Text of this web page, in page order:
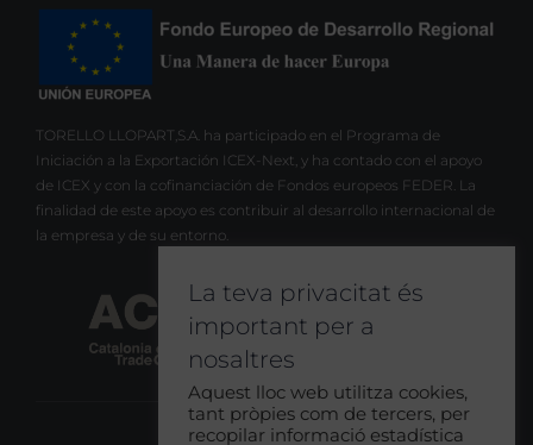
TORELLO LLOPART,S.A. ha participado en el Programa de
Iniciación a la Exportación ICEX-Next, y ha contado con el apoyo
de ICEX y con la cofinanciación de Fondos europeos FEDER. La
finalidad de este apoyo es contribuir al desarrollo internacional de
la empresa y de su entorno.
La teva privacitat és
important per a
nosaltres
Aquest lloc web utilitza cookies,
tant pròpies com de tercers, per
recopilar informació estadística